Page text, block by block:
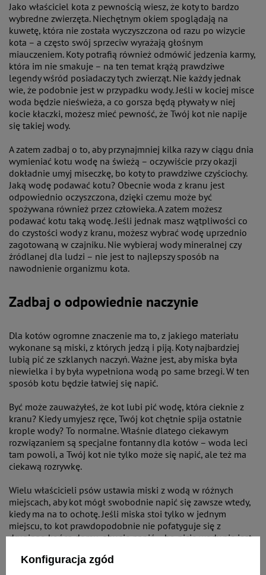
Jako właściciel kota z pewnością wiesz, że koty to bardzo
wybredne zwierzęta. Niechętnym okiem spoglądają na
kuwetę, która nie została wyczyszczona od razu po wizycie
kota – a często swój sprzeciw wyrażają głośnym
miauczeniem. Koty potrafią również odmówić jedzenia karmy,
która im nie smakuje – na ten temat krążą prawdziwe
legendy wśród posiadaczy tych zwierząt. Nie każdy jednak
wie, że podobnie jest w przypadku wody. Jeśli w kociej misce
woda będzie nieświeża, a co gorsza będą pływały w niej
kocie kłaczki, możesz mieć pewność, że Twój kot nie napije
się takiej wody.
A zatem zadbaj o to, aby przynajmniej kilka razy w ciągu dnia
wymieniać kotu wodę na świeżą – oczywiście przy okazji
dokładnie umyj miseczkę, bo koty to prawdziwe czyściochy.
Jaką wodę podawać kotu? Obecnie woda z kranu jest
odpowiednio oczyszczona, dzięki czemu może być
spożywana również przez człowieka. A zatem możesz
podawać kotu taką wodę. Jeśli jednak masz wątpliwości co
do czystości wody z kranu, możesz wybrać wodę uprzednio
zagotowaną w czajniku. Nie wybieraj wody mineralnej czy
źródlanej dla ludzi – nie jest to najlepszy sposób na
nawodnienie organizmu kota.
Zadbaj o odpowiednie naczynie
Dla kotów ogromne znaczenie ma to, z jakiego materiału
wykonane są miski, z których jedzą i piją. Koty najbardziej
lubią pić ze szklanych naczyń. Ważne jest, aby miska była
niewielka i by była wypełniona wodą po same brzegi. W ten
sposób kotu będzie łatwiej się napić.
Być może zauważyłeś, że kot lubi pić wodę, która cieknie z
kranu? Kiedy umyjesz ręce, Twój kot chętnie spija ostatnie
krople wody? To normalne. Właśnie dlatego ciekawym
rozwiązaniem są specjalne fontanny dla kotów – woda leci
tam powoli, a Twój kot nie tylko może się napić, ale też ma
ciekawą rozrywkę.
Wielu właścicieli psów ustawia miski z wodą w różnych
miejscach, aby kot mógł swobodnie napić się zawsze wtedy,
kiedy ma na to ochotę. Jeśli miska stoi tylko w jednym
miejscu, to kot prawdopodobnie nie pofatyguje się z
drugiego końca domu, aby się napić – bo picie wody nie jest
– to zwiększy szansę, że kot napije się przynajmniej kilka razy
Konfiguracja zgód